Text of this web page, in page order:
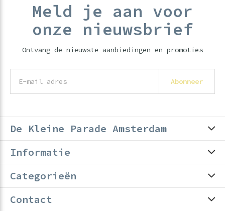
Meld je aan voor
onze nieuwsbrief
Ontvang de nieuwste aanbiedingen en promoties
Abonneer
De Kleine Parade Amsterdam
Informatie
Categorieën
Contact